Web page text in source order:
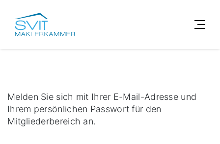
Melden Sie sich mit Ihrer E-Mail-Adresse und
Ihrem persönlichen Passwort für den
Mitgliederbereich an.